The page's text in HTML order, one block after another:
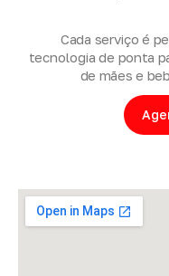
Cada serviço é
tecnologia de ponta
de mães e